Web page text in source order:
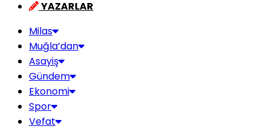
YAZARLAR
Milas
Muğla’dan
Asayiş
Gündem
Ekonomi
Spor
Vefat